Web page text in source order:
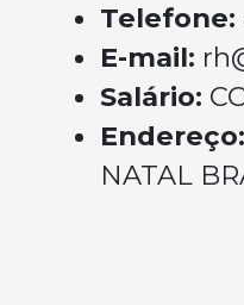
Telefone:
E-mail:
Salário:
Endereço:
NATAL